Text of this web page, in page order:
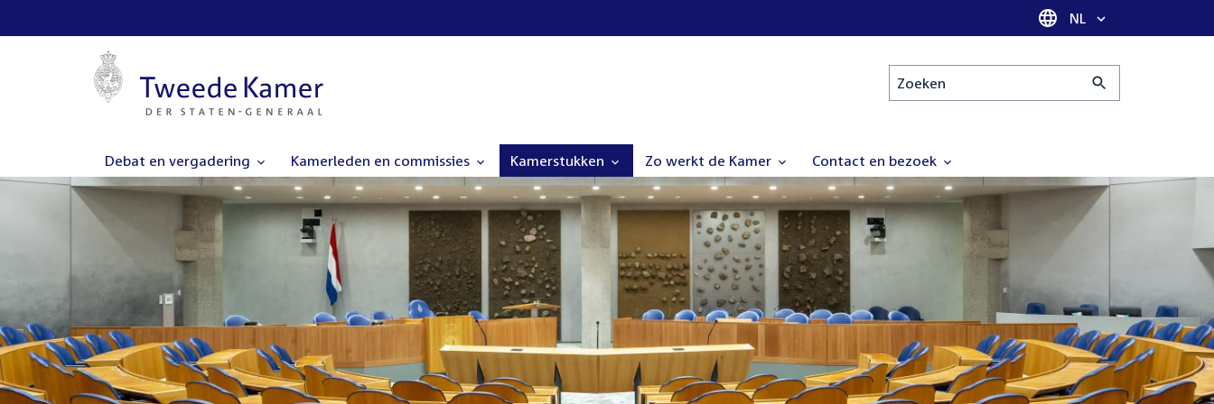
Taal selectie
NL
Zoeken
Debat en vergadering Kamerleden en commissies Kamerstukken Zo werkt de Kamer Contact en bezoek